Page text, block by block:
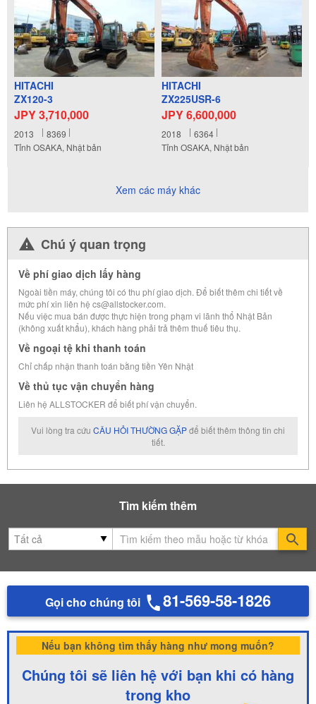
HITACHI
ZX120-3
JPY 3,710,000
2013
8369
Tỉnh OSAKA, Nhật bản
HITACHI
ZX225USR-6
JPY 6,600,000
2018
6364
Tỉnh OSAKA, Nhật bản
Xem các máy khác
Chú ý quan trọng
Về phí giao dịch lấy hàng
Ngoài tiền máy, chúng tôi có thu phí giao dịch. Để biết thêm chi tiết về
mức phí xin liên hệ cs@allstocker.com.
Nếu việc mua bán được thực hiện trong phạm vi lãnh thổ Nhật Bản
(không xuất khẩu), khách hàng phải trả thêm thuế tiêu thụ.
Về ngoại tệ khi thanh toán
Chỉ chấp nhận thanh toán bằng tiền Yên Nhật
Về thủ tục vận chuyển hàng
Liên hệ ALLSTOCKER để biết phí vận chuyển.
Vui lòng tra cứu CÂU HỎI THƯỜNG GẶPđể biết thêm thông tin chi
tiết.
Tìm kiếm thêm
Gọi cho chúng tôi 81-569-58-1826
Nếu bạn không tìm thấy hàng như mong muốn?
Chúng tôi sẽ liên hệ với bạn khi có hàng
trong kho